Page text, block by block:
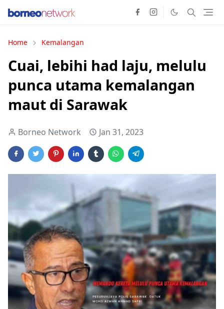
Home Kemalangan
Cuai, lebihi had laju, melulu
punca utama kemalangan
maut di Sarawak
Borneo Network Jan 31, 2023